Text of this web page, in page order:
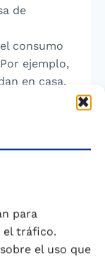
para
el tráfico.
el uso que
de
consumo
ejemplo,
en casa,
o
a los niños
habitual.
color a
en las
tienen